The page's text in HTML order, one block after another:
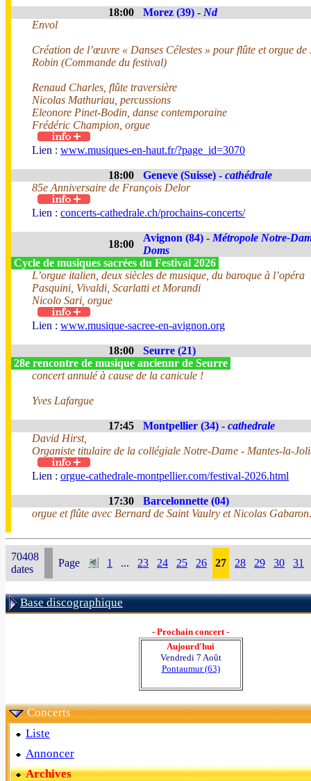
18:00 Morez (39) - Nd
Envol
Création de l’œuvre « Danses Célestes » pour flûte et orgue de
Robin (Commande du festival)
Renaud Charles, flûte traversière
Nicolas Mathuriau, percussions
Eleonore Pinet-Bodin, danse contemporaine
Frédéric Champion, orgue
Lien : www.musiques-en-haut.fr/?page_id=3070
18:00 Geneve (Suisse) - cathédrale
85e Anniversaire de François Delor
Lien : concerts-cathedrale.ch/prochains-concerts/
18:00
Avignon (84) - Métropole Notre-
Doms
Cycle de musiques sacrées du Festival 2026
L’orgue italien, deux siècles de musique, du baroque à l’opéra
Pasquini, Vivaldi, Scarlatti et Morandi
Nicolo Sari, orgue
Lien : www.musique-sacree-en-avignon.org
18:00
Seurre (21)
28e rencontre de musique anciennr de Seurre
concert annulé à cause de la canicule !
Yves Lafargue
17:45 Montpellier (34) - cathedrale
David Hirst,
Organiste titulaire de la collégiale Notre-Dame - Mantes-la-
Lien : orgue-cathedrale-montpellier.com/festival-2026.html
17:30
Barcelonnette (04)
orgue et flûte avec Bernard de Saint Vaulry et Nicolas Gabaron.
70408
dates
Page 1 ... 23 24 25 26 27 28 29 30 31
Base discographique
- Prochain concert -
Aujourd'hui
Vendredi 7 Août
Pontaumur (63)
Concerts
Liste
Annoncer
Archives